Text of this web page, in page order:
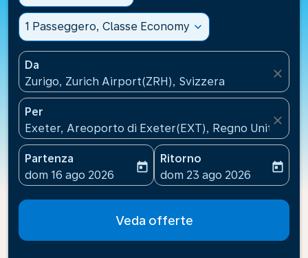
1 Passeggero, Classe Economy expand_more
Da
Zurigo, Zurich Airport(ZRH), Svizzera
close
Per
Exeter, Areoporto di Exeter(EXT), Regno Unito
close
Partenza
fc-booking-departure-date-aria-label
dom 16 ago 2026
today
Ritorno
fc-booking-return-date-
dom 23 ago 2026
today
Veda offerte